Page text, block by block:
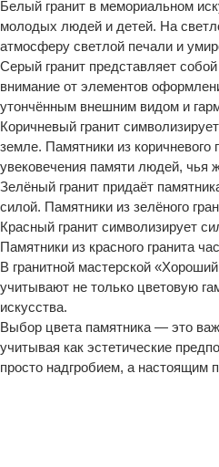
Белый гранит в мемориальном
молодых людей и детей. На
атмосферу светлой печали и
Серый гранит представляет
внимание от элементов
утончённым внешним видом и
Коричневый гранит
земле. Памятники из
увековечения памяти людей, чья
Зелёный гранит придаёт
силой. Памятники из зелёного
Красный гранит символизирует
Памятники из красного гранита
В гранитной мастерской
учитывают не только цветовую
искусства.
Выбор цвета памятника — это
учитывая как эстетические
просто надгробием, а настоящим